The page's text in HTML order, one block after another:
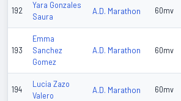
192
Yara Gonzales
Saura
A.D. Marathon 60mv
193
Emma
Sanchez
Gomez
A.D. Marathon 60mv
194
Lucia Zazo
Valero
A.D. Marathon 60mv